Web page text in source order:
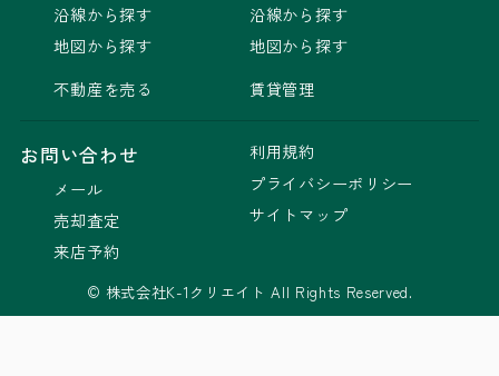
沿線から探す
地図から探す
不動産を売る
沿線から探す
地図から探す
賃貸管理
お問い合わせ
メール
売却査定
来店予約
利用規約
プライバシーポリシー
サイトマップ
© 株式会社K-1クリエイト All Rights Reserved.